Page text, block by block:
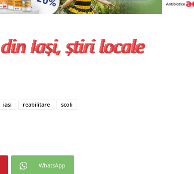
iasi reabilitare scoli
WhatsApp